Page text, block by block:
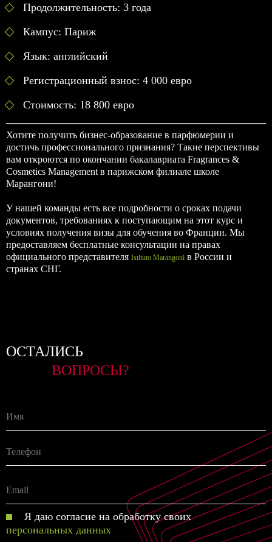
Продолжительность: 3 года
Кампус: Париж
Язык: английский
Регистрационный взнос: 4 000 евро
Стоимость: 18 800 евро
Хотите получить бизнес-образование в парфюмерии и
достичь профессионального признания? Такие перспективы
вам откроются по окончании бакалавриата Fragrances &
Cosmetics Management в парижском филиале школе
Марангони!
У нашей команды есть все подробности о сроках подачи
документов, требованиях к поступающим на этот курс и
условиях получения визы для обучения во Франции. Мы
предоставляем бесплатные консультации на правах
официального представителя Istituto Marangoni в России и
странах СНГ.
ОСТАЛИСЬ
ВОПРОСЫ?
Я даю согласие на обработку своих
персональных данных